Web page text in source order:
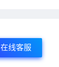
在线客服